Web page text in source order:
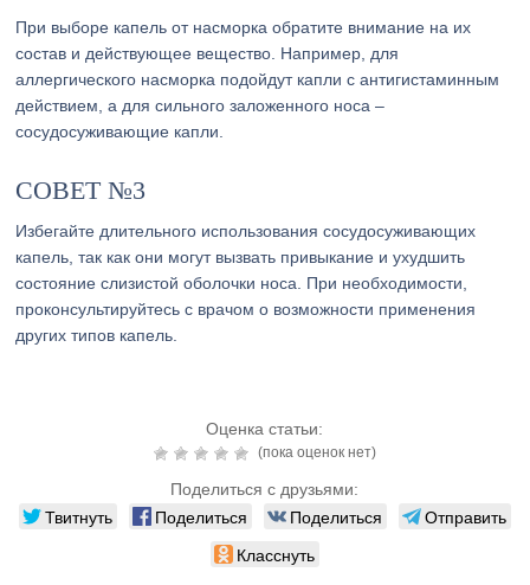
При выборе капель от насморка обратите внимание на их
состав и действующее вещество. Например, для
аллергического насморка подойдут капли с антигистаминным
действием, а для сильного заложенного носа –
сосудосуживающие капли.
СОВЕТ №3
Избегайте длительного использования сосудосуживающих
капель, так как они могут вызвать привыкание и ухудшить
состояние слизистой оболочки носа. При необходимости,
проконсультируйтесь с врачом о возможности применения
других типов капель.
Оценка статьи:
(пока оценок нет)
Поделиться с друзьями:
Твитнуть Поделиться Поделиться
Отправить
Класснуть